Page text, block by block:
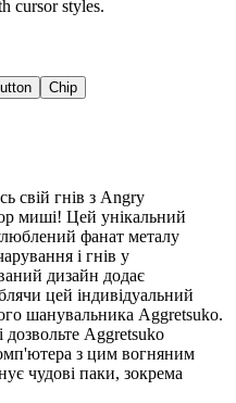
cursor styles.
Chip
свій гнів з Angry
миші! Цей унікальний
фанат металу
і гнів у
дизайн додає
цей індивідуальний
шанувальника Aggretsuko.
дозвольте Aggretsuko
з цим вогняним
чудові паки, зокрема